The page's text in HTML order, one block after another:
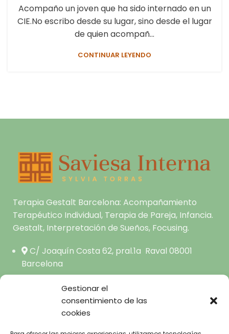
Gestionar el
consentimiento de las
cookies
Acompaño un joven que ha sido internado en un
CIE.No escribo desde su lugar, sino desde el lugar
de quien acompañ...
CONTINUAR LEYENDO
Terapia Gestalt Barcelona: Acompañamiento
Terapéutico Individual, Terapia de Pareja, Infancia.
Gestalt, Interpretación de Sueños, Focusing.
C/ Joaquín Costa 62, pral.1a Raval 08001
Barcelona
665.681.444